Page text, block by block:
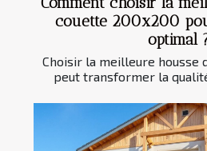
couette 200x200
optimal
Choisir la meilleure housse
peut transformer la